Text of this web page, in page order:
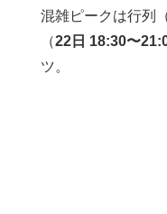
混雑ピークは行列
（22日 18:30〜
ツ。